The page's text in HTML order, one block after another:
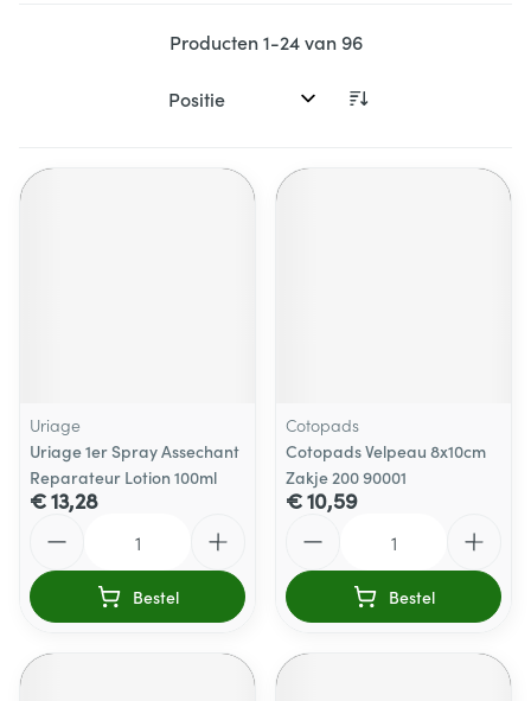
Producten1-24van96
Sorteer op:
Uriage
Uriage 1er Spray Assechant
Reparateur Lotion 100ml
€ 13,28
Bestel
Cotopads
Cotopads Velpeau 8x10cm
Zakje 200 90001
€ 10,59
Bestel